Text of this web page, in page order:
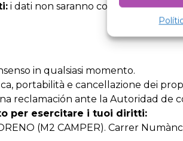
i dati non saranno comunicati a
in qualsiasi momento.
portabilità e cancellazione dei
reclamación ante la Autoridad de
per esercitare i tuoi diritti:
(M2 CAMPER). Carrer